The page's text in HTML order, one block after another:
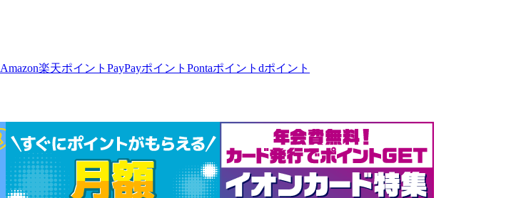
Amazon楽天ポイント PayPayポイント Pontaポイント dポイント